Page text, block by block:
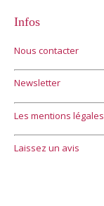
Infos
Nous contacter
Newsletter
Les mentions légales
Laissez un avis